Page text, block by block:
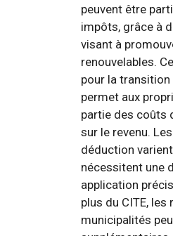
peuvent être
impôts, grâce à
visant à
renouvelables.
pour la transition
permet aux
partie des coûts
sur le revenu.
déduction
nécessitent une
application
plus du CITE, les
municipalités